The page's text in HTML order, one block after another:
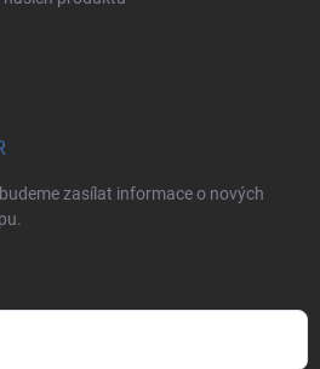
zasílat informace o nových